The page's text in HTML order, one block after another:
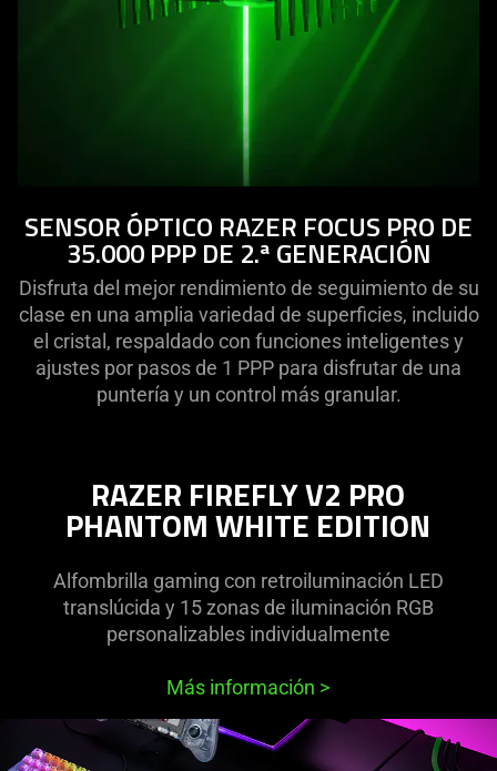
SENSOR ÓPTICO RAZER FOCUS PRO DE
35.000 PPP DE 2.ª GENERACIÓN
Disfruta del mejor rendimiento de seguimiento de su
clase en una amplia variedad de superficies, incluido
el cristal, respaldado con funciones inteligentes y
ajustes por pasos de 1 PPP para disfrutar de una
puntería y un control más granular.
RAZER FIREFLY V2 PRO
PHANTOM WHITE EDITION
Alfombrilla gaming con retroiluminación LED
translúcida y 15 zonas de iluminación RGB
personalizables individualmente
Más información >